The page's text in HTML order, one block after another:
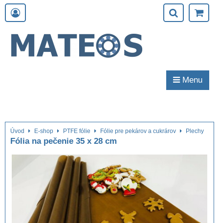
Menu
Úvod E-shop PTFE fólie Fólie pre pekárov a cukrárov Plechy
Fólia na pečenie 35 x 28 cm